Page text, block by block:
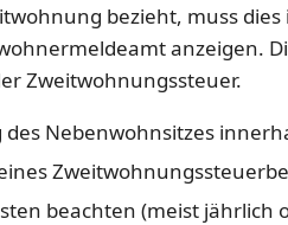
bezieht, muss
anzeigen.
Zweitwohnungssteuer.
Nebenwohnsitzes
beachten (meist jährlich